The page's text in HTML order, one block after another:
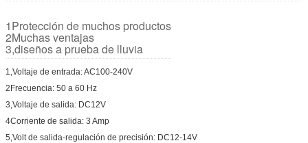
1Protección de muchos productos
2Muchas ventajas
3,diseños a prueba de lluvia
1,Voltaje de entrada: AC100-240V
2Frecuencia: 50 a 60 Hz
3,Voltaje de salida: DC12V
4Corriente de salida: 3 Amp
5,Volt de salida-regulación de precisión: DC12-14V